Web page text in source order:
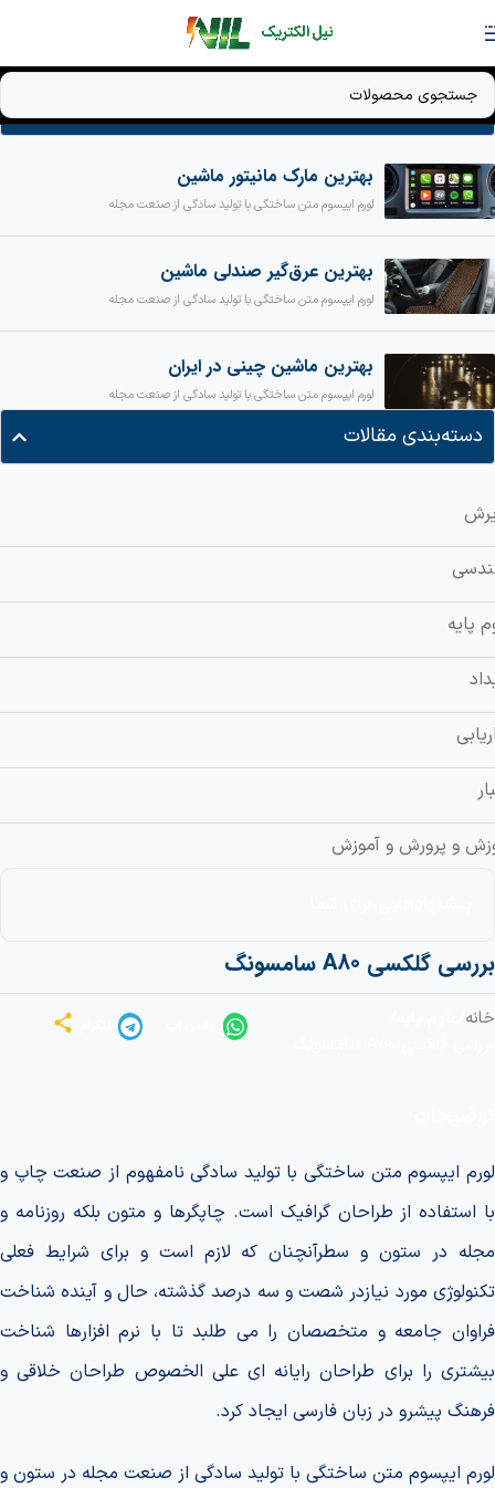
Skip to navigation
آخرین مقالات
بهترین مارک مانیتور ماشین
لورم ایپسوم متن ساختگی با تولید سادگی از صنعت مجله
بهترین عرق‌گیر صندلی ماشین
لورم ایپسوم متن ساختگی با تولید سادگی از صنعت مجله
بهترین ماشین چینی در ایران
لورم ایپسوم متن ساختگی با تولید سادگی از صنعت مجله
دسته‌بندی مقالات
پایه
و پرورش و آموزش
بررسی گلکسی A80 سامسونگ
خانه
لورم ایپسوم متن ساختگی با تولید سادگی نامفهوم از صنعت چاپ و
با استفاده از طراحان گرافیک است. چاپگرها و متون بلکه روزنامه و
مجله در ستون و سطرآنچنان که لازم است و برای شرایط فعلی
تکنولوژی مورد نیازدر شصت و سه درصد گذشته، حال و آینده شناخت
فراوان جامعه و متخصصان را می طلبد تا با نرم افزارها شناخت
بیشتری را برای طراحان رایانه ای علی الخصوص طراحان خلاقی و
فرهنگ پیشرو در زبان فارسی ایجاد کرد.
لورم ایپسوم متن ساختگی با تولید سادگی از صنعت مجله در ستون و